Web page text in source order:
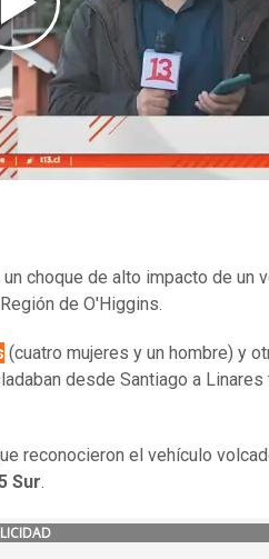
choque de alto impacto de un
de O'Higgins.
(cuatro mujeres y un hombre) y
desde Santiago a Linares
reconocieron el vehículo
Sur